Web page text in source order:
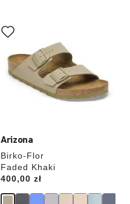
Arizona
Birko-Flor
Faded Khaki
Price:
400,00 zł
koloru
spowoduje
zdjęcia
produktu